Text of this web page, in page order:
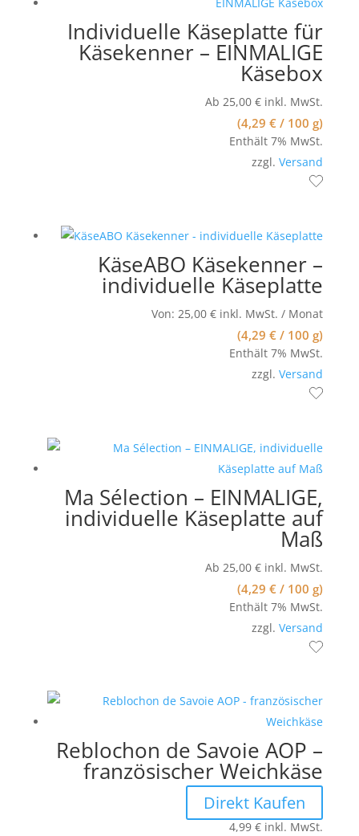
Individuelle Käseplatte für
Käsekenner – EINMALIGE
Käsebox
Ab 25,00€ inkl. MwSt.
(4,29€ / 100 g)
Enthält 7% MwSt.
zzgl.Versand
KäseABO Käsekenner –
individuelle Käseplatte
Von:25,00€ inkl. MwSt. / Monat
(4,29€ / 100 g)
Enthält 7% MwSt.
zzgl.Versand
Ma Sélection – EINMALIGE,
individuelle Käseplatte auf
Maß
Ab 25,00€ inkl. MwSt.
(4,29€ / 100 g)
Enthält 7% MwSt.
zzgl.Versand
Reblochon de Savoie AOP –
französischer Weichkäse
Direkt Kaufen
4,99€ inkl. MwSt.